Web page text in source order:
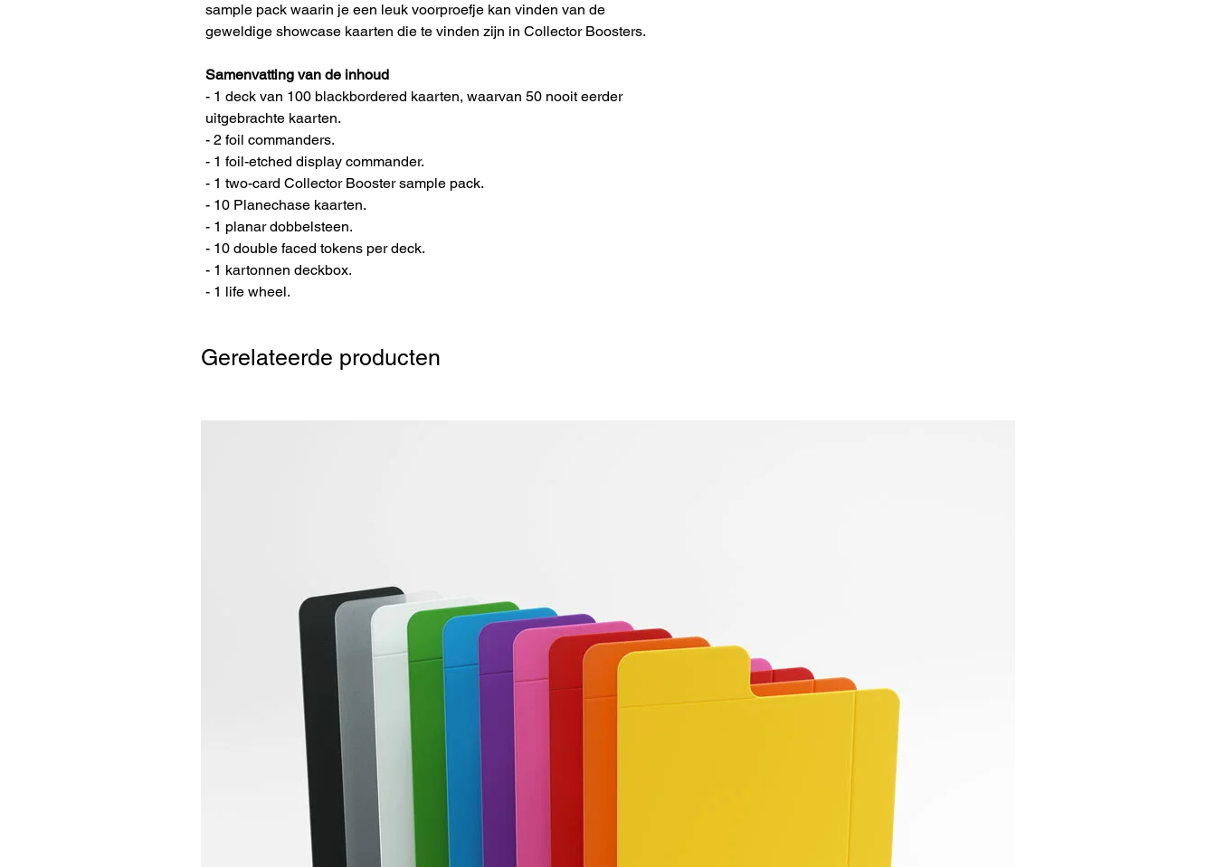
sample pack waarin je een leuk voorproefje kan vinden van de
geweldige showcase kaarten die te vinden zijn in Collector Boosters.
Samenvatting van de inhoud
- 1 deck van 100 blackbordered kaarten, waarvan 50 nooit eerder
uitgebrachte kaarten.
- 2 foil commanders.
- 1 foil-etched display commander.
- 1 two-card Collector Booster sample pack.
- 10 Planechase kaarten.
- 1 planar dobbelsteen.
- 10 double faced tokens per deck.
- 1 kartonnen deckbox.
- 1 life wheel.
Gerelateerde producten